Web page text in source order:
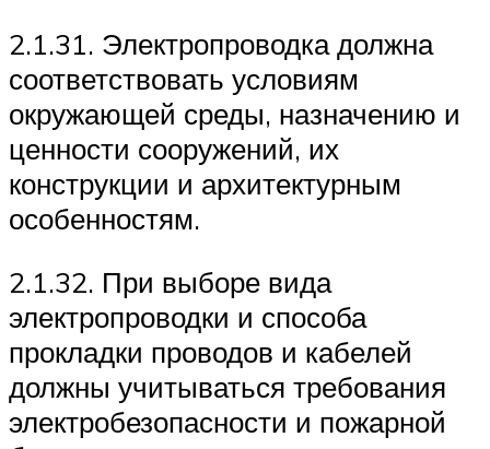
2.1.31. Электропроводка должна
соответствовать условиям
окружающей среды, назначению и
ценности сооружений, их
конструкции и архитектурным
особенностям.
2.1.32. При выборе вида
электропроводки и способа
прокладки проводов и кабелей
должны учитываться требования
электробезопасности и пожарной